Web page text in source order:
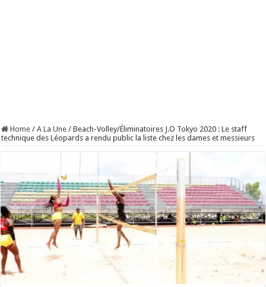
Home / A La Une / Beach-Volley/Éliminatoires J.O Tokyo 2020 : Le staff
technique des Léopards a rendu public la liste chez les dames et messieurs